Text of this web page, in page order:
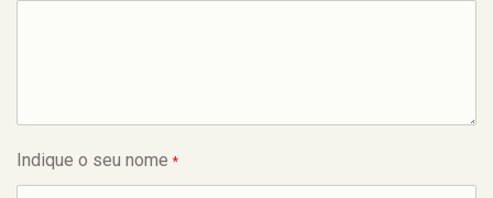
Indique o seu nome *